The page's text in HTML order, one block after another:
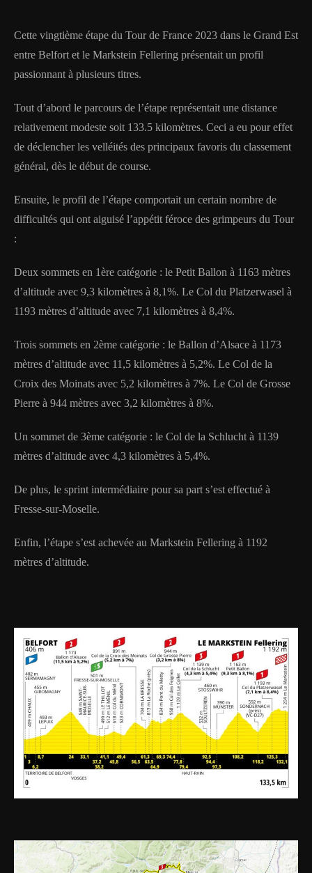
Cette vingtième étape du Tour de France 2023 dans le Grand Est
entre Belfort et le Markstein Fellering présentait un profil
passionnant à plusieurs titres.
Tout d’abord le parcours de l’étape représentait une distance
relativement modeste soit 133.5 kilomètres. Ceci a eu pour effet
de déclencher les velléités des principaux favoris du classement
général, dès le début de course.
Ensuite, le profil de l’étape comportait un certain nombre de
difficultés qui ont aiguisé l’appétit féroce des grimpeurs du Tour
:
Deux sommets en 1ère catégorie : le Petit Ballon à 1163 mètres
d’altitude avec 9,3 kilomètres à 8,1%. Le Col du Platzerwasel à
1193 mètres d’altitude avec 7,1 kilomètres à 8,4%.
Trois sommets en 2ème catégorie : le Ballon d’Alsace à 1173
mètres d’altitude avec 11,5 kilomètres à 5,2%. Le Col de la
Croix des Moinats avec 5,2 kilomètres à 7%. Le Col de Grosse
Pierre à 944 mètres avec 3,2 kilomètres à 8%.
Un sommet de 3ème catégorie : le Col de la Schlucht à 1139
mètres d’altitude avec 4,3 kilomètres à 5,4%.
De plus, le sprint intermédiaire pour sa part s’est effectué à
Fresse-sur-Moselle.
Enfin, l’étape s’est achevée au Markstein Fellering à 1192
mètres d’altitude.